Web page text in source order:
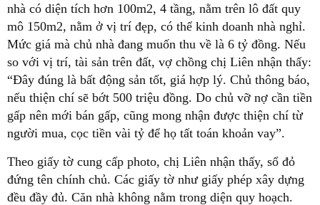
nhà có diện tích hơn 100m2, 4 tầng, nằm trên lô đất quy
mô 150m2, nằm ở vị trí đẹp, có thể kinh doanh nhà nghỉ.
Mức giá mà chủ nhà đang muốn thu về là 6 tỷ đồng. Nếu
so với vị trí, tài sản trên đất, vợ chồng chị Liên nhận thấy:
“Đây đúng là bất động sản tốt, giá hợp lý. Chủ thông báo,
nếu thiện chí sẽ bớt 500 triệu đồng. Do chủ vỡ nợ cần tiền
gấp nên mới bán gấp, cũng mong nhận được thiện chí từ
người mua, cọc tiền vài tỷ để họ tất toán khoản vay”.
Theo giấy tờ cung cấp photo, chị Liên nhận thấy, sổ đỏ
đứng tên chính chủ. Các giấy tờ như giấy phép xây dựng
đều đầy đủ. Căn nhà không nằm trong diện quy hoạch.